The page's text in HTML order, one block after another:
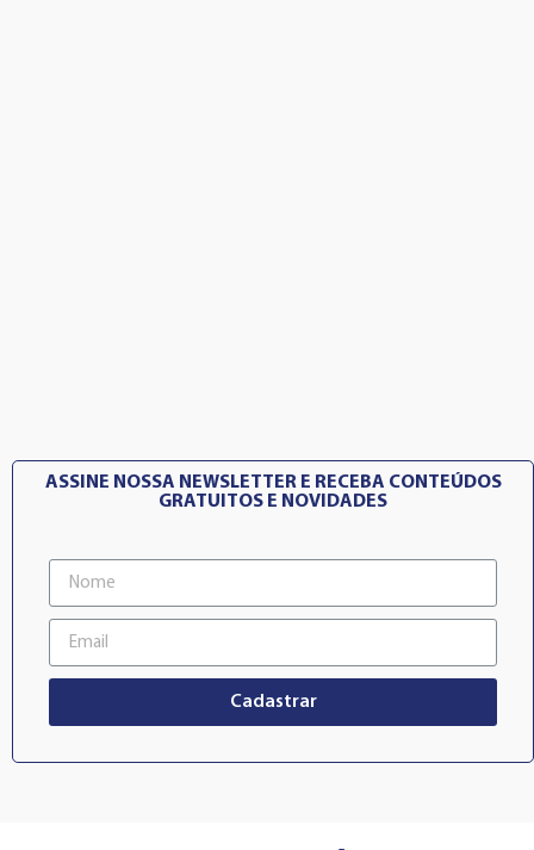
ASSINE NOSSA NEWSLETTER E RECEBA CONTEÚDOS
GRATUITOS E NOVIDADES
Cadastrar